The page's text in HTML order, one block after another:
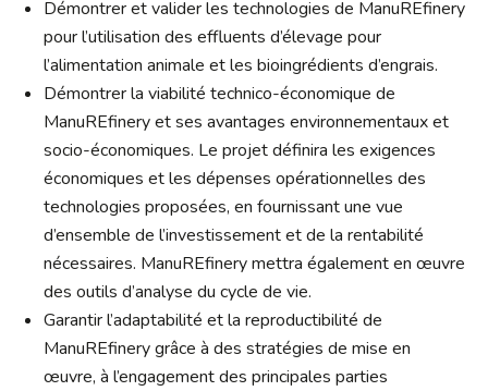
Démontrer et valider les technologies de ManuREfinery
pour l’utilisation des effluents d’élevage pour
l’alimentation animale et les bioingrédients d’engrais.
Démontrer la viabilité technico-économique de
ManuREfinery et ses avantages environnementaux et
socio-économiques. Le projet définira les exigences
économiques et les dépenses opérationnelles des
technologies proposées, en fournissant une vue
d’ensemble de l’investissement et de la rentabilité
nécessaires. ManuREfinery mettra également en œuvre
des outils d’analyse du cycle de vie.
Garantir l’adaptabilité et la reproductibilité de
ManuREfinery grâce à des stratégies de mise en
œuvre, à l’engagement des principales parties